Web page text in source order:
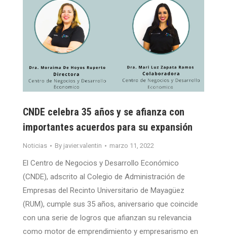
CNDE celebra 35 años y se afianza con
importantes acuerdos para su expansión
Noticias By javier.valentin marzo 11, 2022
El Centro de Negocios y Desarrollo Económico
(CNDE), adscrito al Colegio de Administración de
Empresas del Recinto Universitario de Mayagüez
(RUM), cumple sus 35 años, aniversario que coincide
con una serie de logros que afianzan su relevancia
como motor de emprendimiento y empresarismo en